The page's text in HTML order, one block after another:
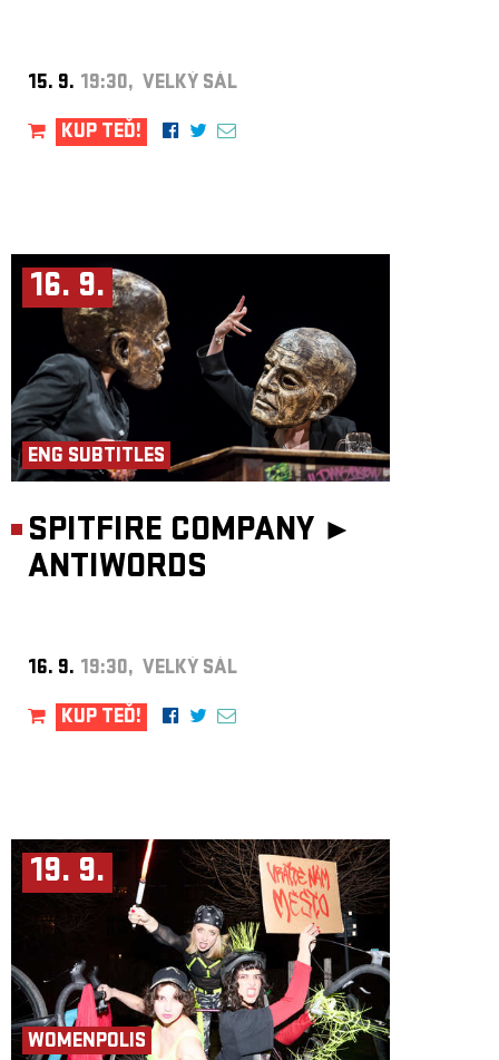
15. 9. 19:30, VELKÝ SÁL
KUP TEĎ!
16. 9.
ENG SUBTITLES
SPITFIRE COMPANY ►
ANTIWORDS
16. 9. 19:30, VELKÝ SÁL
KUP TEĎ!
19. 9.
WOMENPOLIS